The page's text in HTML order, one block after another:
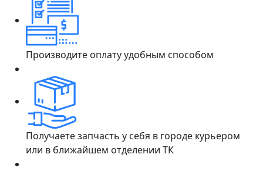
Производите оплату удобным способом
Получаете запчасть у себя в городе курьером
или в ближайшем отделении ТК